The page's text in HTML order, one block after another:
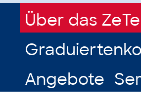
Über das
Angebote